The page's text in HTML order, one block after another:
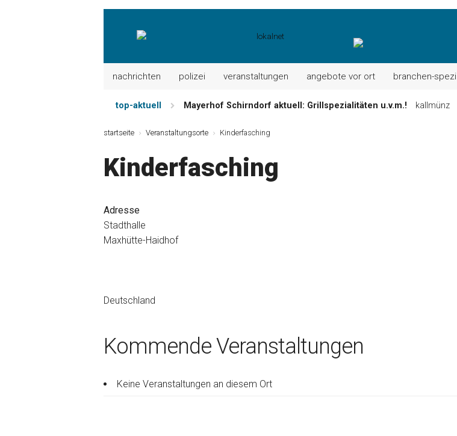
nachrichten polizei veranstaltungen angebote vor ort branchen-spezi
top-aktuell Mayerhof Schirndorf aktuell: Grillspezialitäten u.v.m.!
kallmünz
Maxhütter Fischladen: Unser aktuelles Angebot …
Nutzen Sie aktuelle Angebote Ihrer Region!
startseite Veranstaltungsorte Kinderfasching
Kinderfasching
Adresse
Stadthalle
Maxhütte-Haidhof
Deutschland
Kommende Veranstaltungen
Keine Veranstaltungen an diesem Ort